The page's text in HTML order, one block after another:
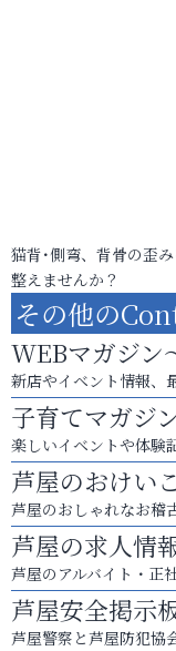
猫背･側弯、背骨の歪
整えませんか？
その他の
WEBマガジン
新店やイベント情報、
子育てマガジ
楽しいイベントや体験
芦屋のおけい
芦屋のおしゃれなお稽
芦屋の求人情
芦屋のアルバイト・正
芦屋安全掲示
芦屋警察と芦屋防犯協